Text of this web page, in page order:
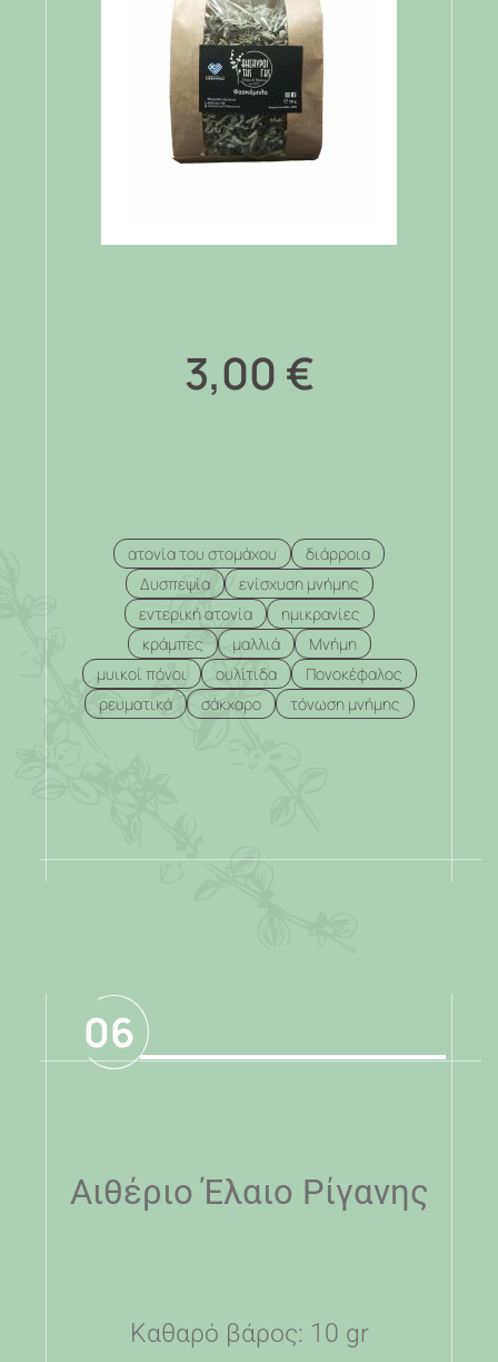
3,00 €
ατονία του στομάχου
διάρροια
Δυσπεψία
ενίσχυση μνήμης
εντερική ατονία
ημικρανίες
κράμπες
μαλλιά
Μνήμη
μυικοί πόνοι
ουλίτιδα
Πονοκέφαλος
ρευματικά
σάκχαρο τόνωση μνήμης
.
06
Αιθέριο Έλαιο Ρίγανης
Καθαρό βάρος: 10 gr